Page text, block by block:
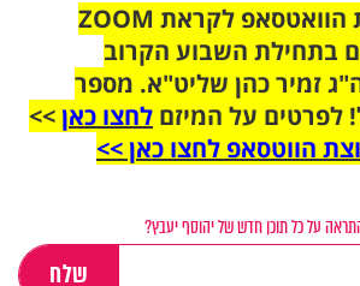
הצטרפו לקבוצת הוואטסאפ לקראת ZOOM
בתחילת השבוע הקרוב
זמיר כהן שליט"א. מספר
לפרטים על המיזם לחצו כאן>>
הווטסאפ לחצו כאן >>
על כל תוכן חדש של יהוסף יעבץ?